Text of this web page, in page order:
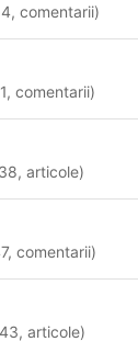
,comentarii)
,comentarii)
,articole)
,comentarii)
,articole)